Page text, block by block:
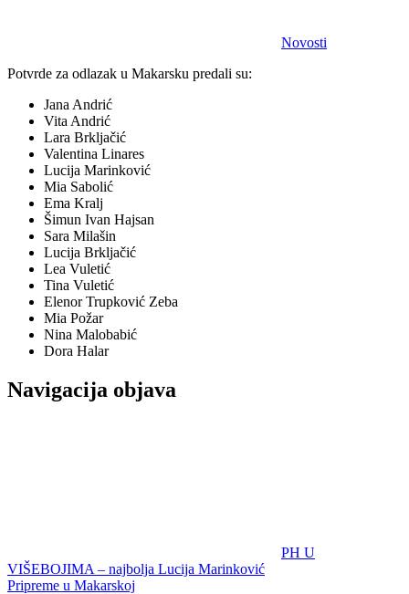
Novosti
Potvrde za odlazak u Makarsku predali su:
Jana Andrić
Vita Andrić
Lara Brkljačić
Valentina Linares
Lucija Marinković
Mia Sabolić
Ema Kralj
Šimun Ivan Hajsan
Sara Milašin
Lucija Brkljačić
Lea Vuletić
Tina Vuletić
Elenor Trupković Zeba
Mia Požar
Nina Malobabić
Dora Halar
Navigacija objava
PH U
VIŠEBOJIMA – najbolja Lucija Marinković
Pripreme u Makarskoj